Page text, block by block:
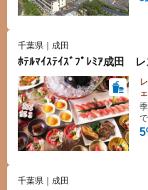
千葉県｜成田
ﾎﾃﾙﾏｲｽﾃｲｽﾞﾌﾟﾚﾐｱ成田 レ
千葉県｜成田